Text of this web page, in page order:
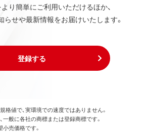
り簡単にご利用いただけるほか、
らせや最新情報をお届けいたします。
登録する
値で、実環境での速度ではありません。
般に各社の商標または登録商標です。
売価格です。